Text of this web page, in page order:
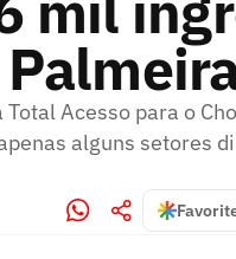
Acesso para o
alguns setores